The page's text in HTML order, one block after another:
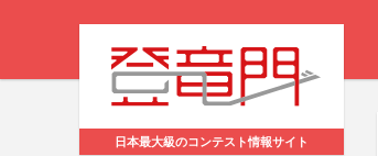
日本最大級のコンテスト情報サイト